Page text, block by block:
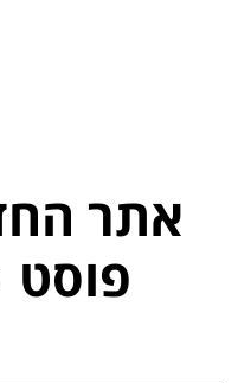
אתר
פוסט